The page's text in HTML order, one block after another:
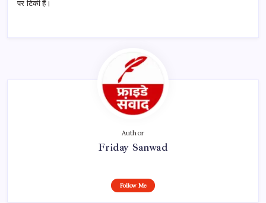
पर टिकी हैं।
Author
Friday Sanwad
Follow Me